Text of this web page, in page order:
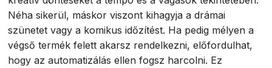
Néha sikerül, máskor viszont kihagyja a drámai
szünetet vagy a komikus időzítést. Ha pedig mélyen a
végső termék felett akarsz rendelkezni, előfordulhat,
hogy az automatizálás ellen fogsz harcolni. Ez